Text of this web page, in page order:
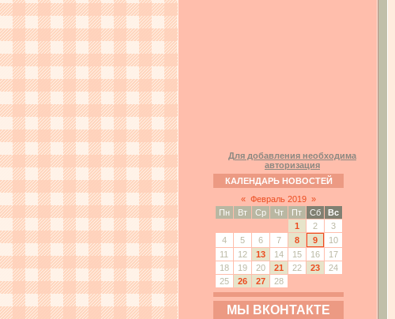
Для добавления необходима
авторизация
КАЛЕНДАРЬ НОВОСТЕЙ
« Февраль 2019 »
Пн
Вт Ср Чт Пт Сб
Вс
1
2
3
4
5 6 7 8 9
10
11
12 13 14 15 16
17
18
19 20 21 22 23
24
25
26 27 28
МЫ ВКОНТАКТЕ